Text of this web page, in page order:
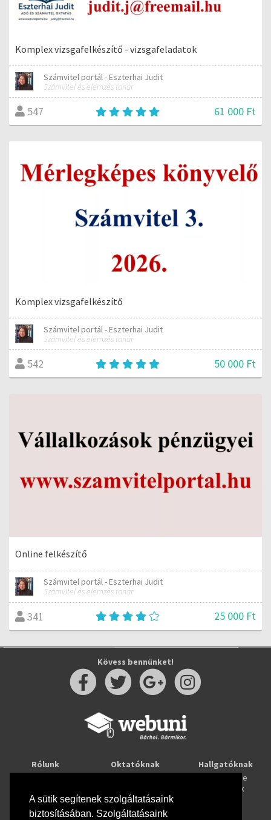
A sütik segítenek szolgáltatásaink
biztosításában. Szolgáltatásaink
Komplex vizsgafelkészítő - vizsgafeladatok
Számvitel portál - Eszterhai Judit
Számvitel és elemzés tanár
547 61 000 Ft
Komplex vizsgafelkészítő
Számvitel portál - Eszterhai Judit
Számvitel és elemzés tanár
542 50 000 Ft
Online felkészítő
Számvitel portál - Eszterhai Judit
Számvitel és elemzés tanár
341 25 000 Ft
Kövess bennünket!
Rólunk
Oktatóknak
Webuni Stúdió
Hallgatóknak
Tanulj online
Képzések
Info